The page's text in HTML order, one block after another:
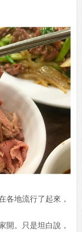
各地流行了起來，
開。只是坦白說，